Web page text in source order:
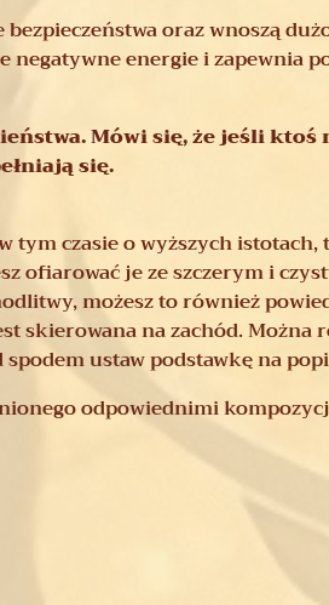
oraz wnoszą
negatywne energie i zapewnia
Mówi się, że jeśli ktoś
się.
tym czasie o wyższych
ofiarować je ze szczerym i
możesz to również
skierowana na zachód. Można
ustaw podstawkę na
odpowiednimi